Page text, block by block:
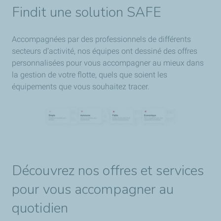
pour identifier d'éventuels ajustements. Optimisez-ainsi
Findit une solution SAFE
Accompagnées par des professionnels de différents
secteurs d’activité, nos équipes ont dessiné des offres
personnalisées pour vous accompagner au mieux dans
la gestion de votre flotte, quels que soient les
équipements que vous souhaitez tracer.
Découvrez nos offres et services
pour vous accompagner au
quotidien